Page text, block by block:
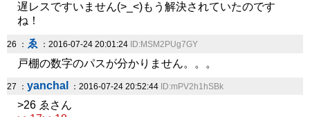
遅レスですいません(>_<)もう解決されていたのです
ね！
26 ： ゑ ：2016-07-24 20:01:24 ID:MSM2PUg7GY
戸棚の数字のパスが分かりません。。。
27 ： yanchal ：2016-07-24 20:52:44 ID:mPV2h1hSBk
>26 ゑさん